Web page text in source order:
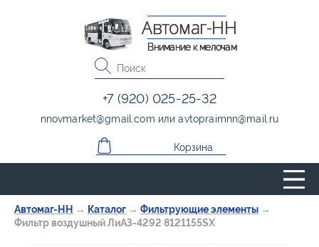
Автомаг-НН → Каталог → Фильтрующие элементы →
Фильтр воздушный ЛиАЗ-4292 8121155SX
Автомаг-НН
Внимание к мелочам
+7 (920) 025-25-32
nnovmarket@gmail.com илиavtopraimnn@mail.ru
Корзина